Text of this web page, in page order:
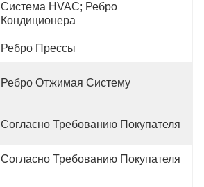
Система HVAC; Ребро
Кондиционера
Ребро Прессы
Ребро Отжимая Систему
Согласно Требованию Покупателя
Согласно Требованию Покупателя